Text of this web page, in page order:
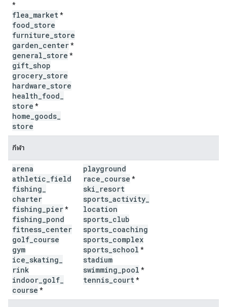
*
flea market*
food store
furniture store
garden center*
general store *
gift shop
grocery store
hardware store
health food
store *
home goods
store
กีฬา
arena
athletic field
fishing
charter
fishing pier*
fishing pond
fitness center
golf course
gym
ice skating
rink
indoor golf
course *
playground
race course *
ski resort
sports activity
location
sports club
sports coaching
sports complex
sports school *
stadium
swimming pool *
tennis court*